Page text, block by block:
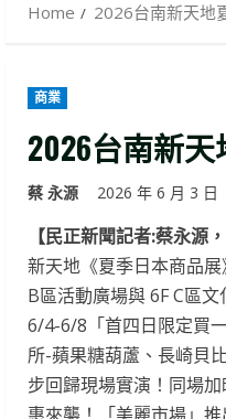
Home 2026台南新天地
商業
2026台南新
蔡 永源 2026 年 6 月 3 日
【民正新聞記者:蔡永源
新天地《夏季日本商品
B區活動廣場與 6F C區
6/4-6/8「首四日限定買
所-蘋果糖葫蘆、長崎貝
步回歸現場實演！同場